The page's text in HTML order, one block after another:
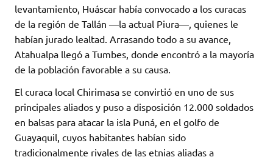
levantamiento, Huáscar había convocado a los curacas
de la región de Tallán —la actual Piura—, quienes le
habían jurado lealtad. Arrasando todo a su avance,
Atahualpa llegó a Tumbes, donde encontró a la mayoría
de la población favorable a su causa.
El curaca local Chirimasa se convirtió en uno de sus
principales aliados y puso a disposición 12.000 soldados
en balsas para atacar la isla Puná, en el golfo de
Guayaquil, cuyos habitantes habían sido
tradicionalmente rivales de las etnias aliadas a